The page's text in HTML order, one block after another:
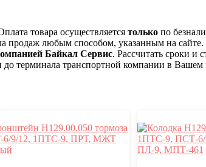
товара осуществляется только по
продаж любым способом, указанным на сайте.
Байкал Сервис. Рассчитать сроки и
терминала транспортной компании в Вашем